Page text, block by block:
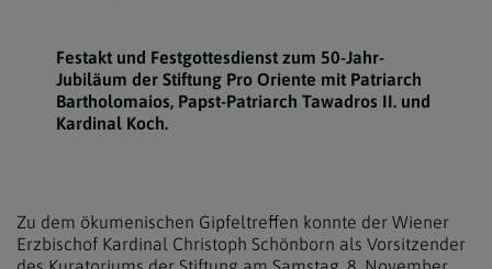
Festakt und Festgottesdienst zum 50-Jahr-
Jubiläum der Stiftung Pro Oriente mit Patriarch
Bartholomaios, Papst-Patriarch Tawadros II. und
Kardinal Koch.
Zu dem ökumenischen Gipfeltreffen konnte der Wiener
Erzbischof Kardinal Christoph Schönborn als Vorsitzender